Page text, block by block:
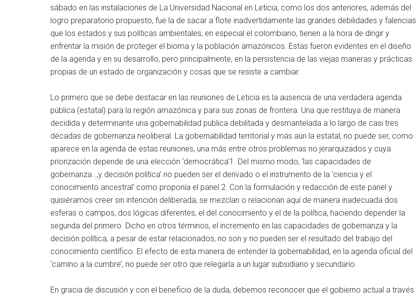
sábado en las instalaciones de La Universidad Nacional en Leticia, como los dos anteriores, además del
logro preparatorio propuesto, fue la de sacar a flote inadvertidamente las grandes debilidades y falencias
que los estados y sus políticas ambientales, en especial el colombiano, tienen a la hora de dirigir y
enfrentar la misión de proteger el bioma y la población amazónicos. Estas fueron evidentes en el diseño
de la agenda y en su desarrollo, pero principalmente, en la persistencia de las viejas maneras y prácticas
propias de un estado de organización y cosas que se resiste a cambiar.
Lo primero que se debe destacar en las reuniones de Leticia es la ausencia de una verdadera agenda
pública (estatal) para la región amazónica y para sus zonas de frontera. Una que restituya de manera
decidida y determinante una gobernabilidad publica debilitada y desmantelada a lo largo de casi tres
décadas de gobernanza neoliberal. La gobernabilidad territorial y más aún la estatal, no puede ser, como
aparece en la agenda de estas reuniones, una más entre otros problemas no jerarquizados y cuya
priorización depende de una elección ‘democrática’1. Del mismo modo, ‘las capacidades de
gobernanza…,y decisión política’ no pueden ser el derivado o el instrumento de la ‘ciencia y el
conocimiento ancestral’ como proponía el panel 2. Con la formulación y redacción de este panel y
quisiéramos creer sin intención deliberada, se mezclan o relacionan aquí de manera inadecuada dos
esferas o campos, dos lógicas diferentes, el del conocimiento y el de la política, haciendo depender la
segunda del primero. Dicho en otros términos, el incremento en las capacidades de gobernanza y la
decisión política, a pesar de estar relacionados, no son y no pueden ser el resultado del trabajo del
conocimiento científico. El efecto de esta manera de entender la gobernabilidad, en la agenda oficial del
‘camino a la cumbre’, no puede ser otro que relegarla a un lugar subsidiario y secundario.
En gracia de discusión y con el beneficio de la duda, debemos reconocer que el gobierno actual a través